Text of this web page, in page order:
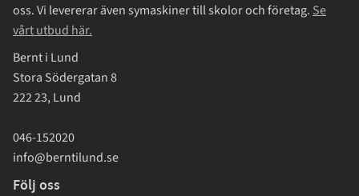
oss. Vi levererar även symaskiner till skolor och företag. Se
vårt utbud här.
Bernt i Lund
Stora Södergatan 8
222 23, Lund
046-152020
info@berntilund.se
Följ oss